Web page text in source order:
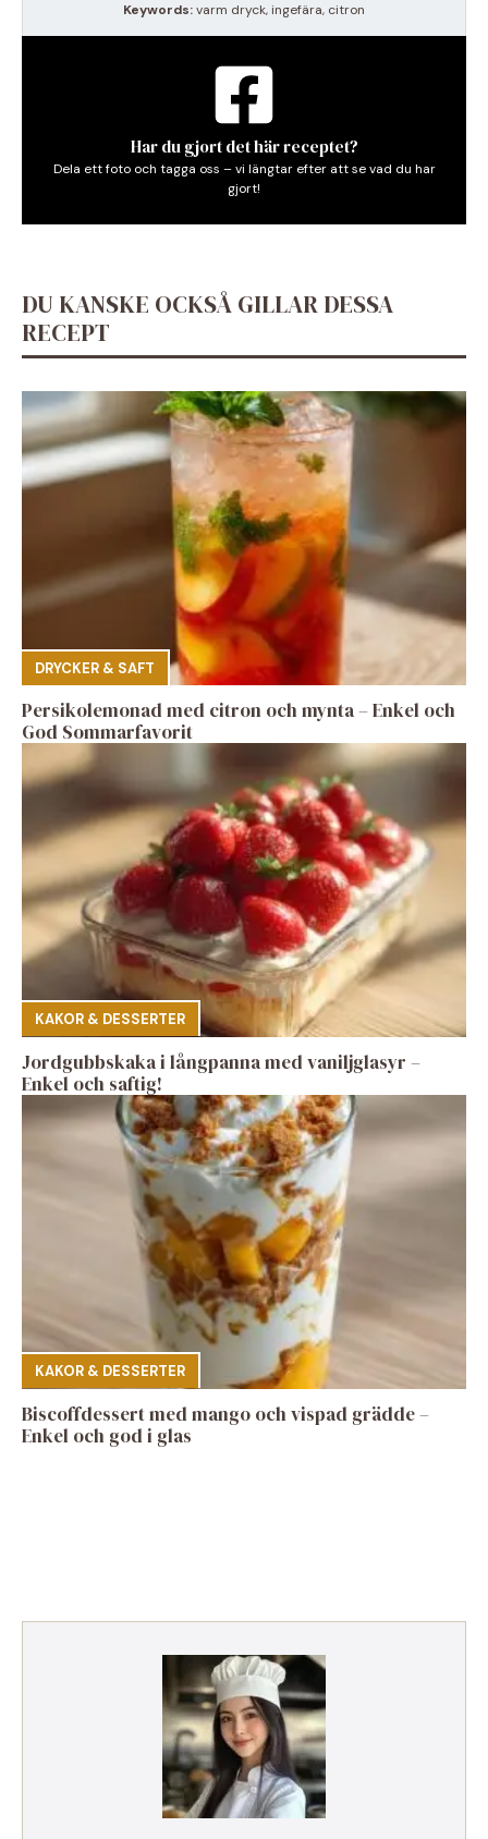
Keywords:varm dryck, ingefära, citron
Har du gjort det här receptet?
Dela ett foto och tagga oss – vi längtar efter att se vad du har
gjort!
DU KANSKE OCKSÅ GILLAR DESSA
RECEPT
DRYCKER & SAFT
Persikolemonad med citron och mynta – Enkel och
God Sommarfavorit
KAKOR & DESSERTER
Jordgubbskaka i långpanna med vaniljglasyr –
Enkel och saftig!
KAKOR & DESSERTER
Biscoffdessert med mango och vispad grädde –
Enkel och god i glas